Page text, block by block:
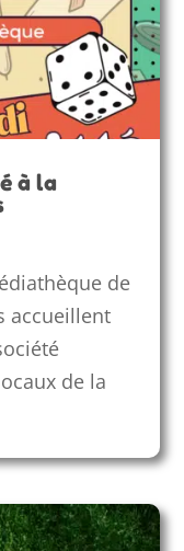
à la
de
accueillent
de la